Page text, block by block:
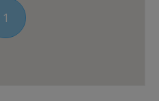
1